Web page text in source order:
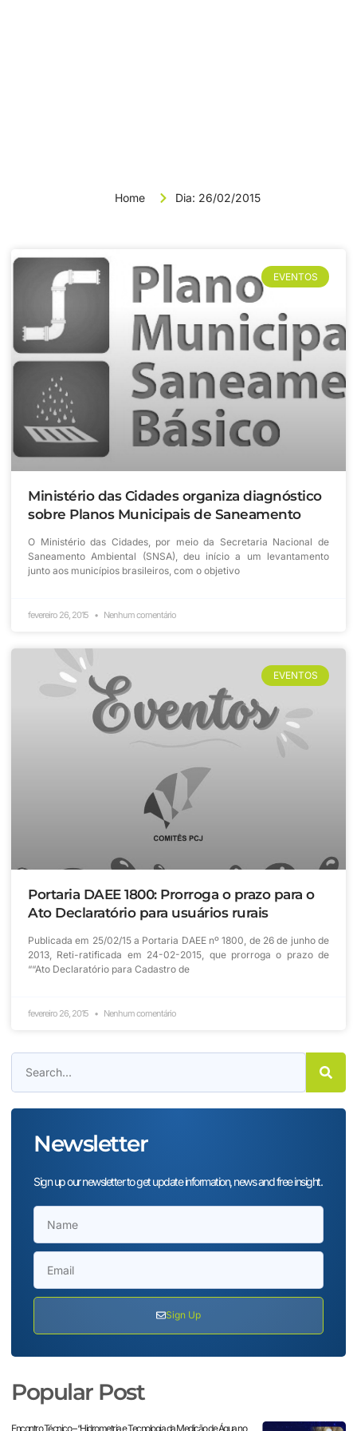
Home Dia: 26/02/2015
EVENTOS
Ministério das Cidades organiza diagnóstico
sobre Planos Municipais de Saneamento
O Ministério das Cidades, por meio da Secretaria Nacional de
Saneamento Ambiental (SNSA), deu início a um levantamento
junto aos municípios brasileiros, com o objetivo
fevereiro 26, 2015 Nenhum comentário
EVENTOS
Portaria DAEE 1800: Prorroga o prazo para o
Ato Declaratório para usuários rurais
Publicada em 25/02/15 a Portaria DAEE nº 1800, de 26 de junho de
2013, Reti-ratificada em 24-02-2015, que prorroga o prazo de
““Ato Declaratório para Cadastro de
fevereiro 26, 2015 Nenhum comentário
Newsletter
Sign up our newsletter to get update information, news and free insight.
Sign Up
Popular Post
Encontro Técnico – “Hidrometria e Tecnologia da Medição de Água no